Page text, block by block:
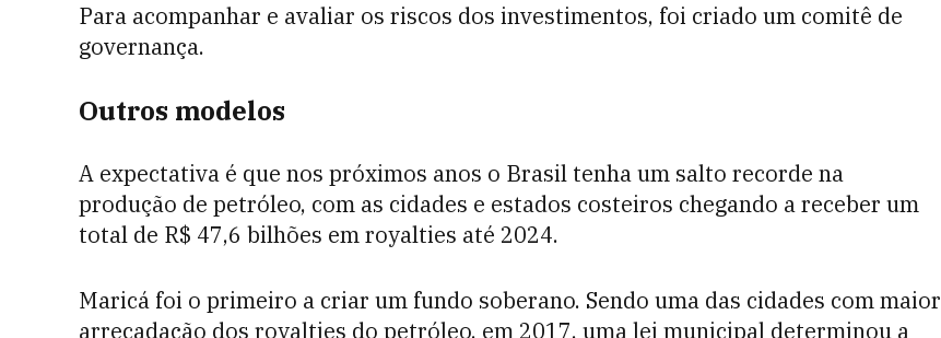
Para acompanhar e avaliar os riscos dos investimentos, foi criado um comitê de
governança.
Outros modelos
A expectativa é que nos próximos anos o Brasil tenha um salto recorde na
produção de petróleo, com as cidades e estados costeiros chegando a receber um
total de R$ 47,6 bilhões em royalties até 2024.
Maricá foi o primeiro a criar um fundo soberano. Sendo uma das cidades com maior
arrecadação dos royalties do petróleo, em 2017, uma lei municipal determinou a